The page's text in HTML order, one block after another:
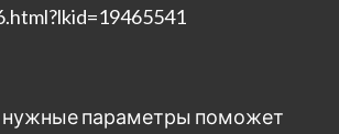
нужные параметры поможет